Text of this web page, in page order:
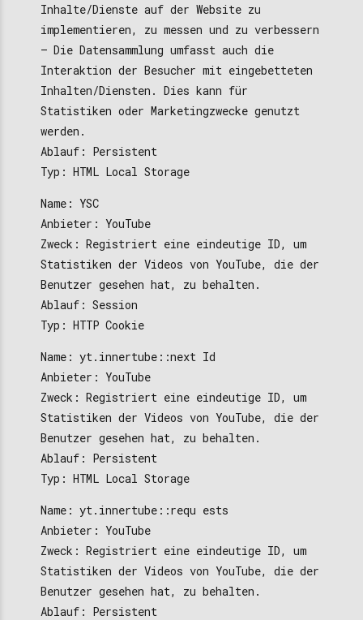
Inhalte/Dienste auf der Website zu
implementieren, zu messen und zu verbessern
– Die Datensammlung umfasst auch die
Interaktion der Besucher mit eingebetteten
Inhalten/Diensten. Dies kann für
Statistiken oder Marketingzwecke genutzt
werden.
Ablauf: Persistent
Typ: HTML Local Storage
Name: YSC
Anbieter: YouTube
Zweck: Registriert eine eindeutige ID, um
Statistiken der Videos von YouTube, die der
Benutzer gesehen hat, zu behalten.
Ablauf: Session
Typ: HTTP Cookie
Name: yt.innertube::next Id
Anbieter: YouTube
Zweck: Registriert eine eindeutige ID, um
Statistiken der Videos von YouTube, die der
Benutzer gesehen hat, zu behalten.
Ablauf: Persistent
Typ: HTML Local Storage
Name: yt.innertube::requ ests
Anbieter: YouTube
Zweck: Registriert eine eindeutige ID, um
Statistiken der Videos von YouTube, die der
Benutzer gesehen hat, zu behalten.
Ablauf: Persistent